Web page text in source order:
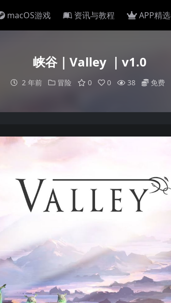
macOS游戏 资讯与教程 APP精选
峡谷｜Valley ｜v1.0
2 年前 冒险 0 0 38 免费